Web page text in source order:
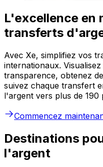
L'excellence en
transferts
Avec Xe, simplifiez vos
internationaux.
transparence, obtenez
suivez chaque transfert
l'argent vers plus de 190
Commencez
Destinations
l'argent